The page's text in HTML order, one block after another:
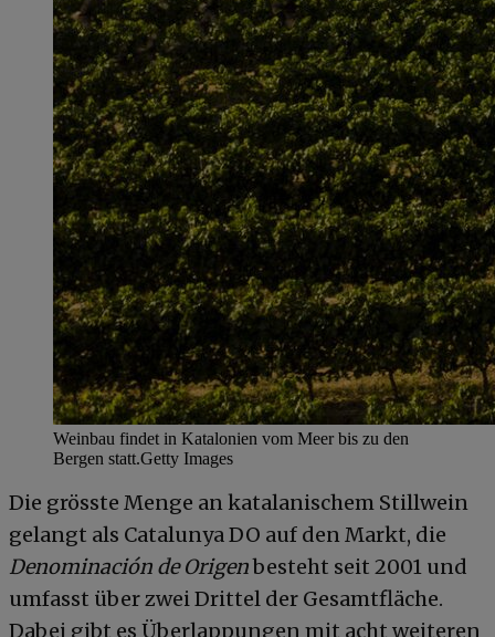
Weinbau findet in Katalonien vom Meer bis zu den
Bergen statt.Getty Images
Die grösste Menge an katalanischem Stillwein
gelangt als Catalunya DO auf den Markt, die
Denominación de Origenbesteht seit 2001 und
umfasst über zwei Drittel der Gesamtfläche.
Dabei gibt es Überlappungen mit acht weiteren